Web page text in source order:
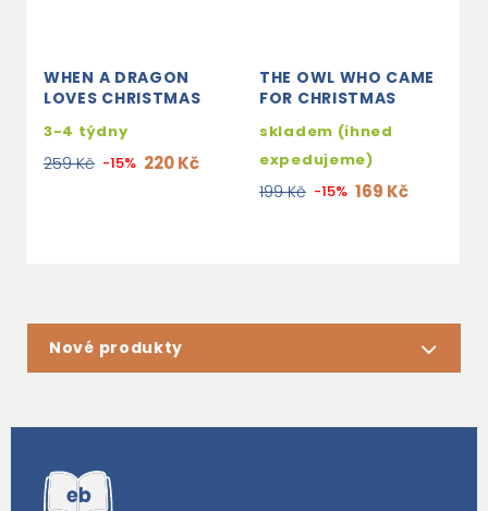
WHEN A DRAGON
LOVES CHRISTMAS
3-4 týdny
259 Kč -15% 220 Kč
THE OWL WHO CAME
FOR CHRISTMAS
skladem (ihned
expedujeme)
199 Kč -15% 169 Kč
Nové produkty